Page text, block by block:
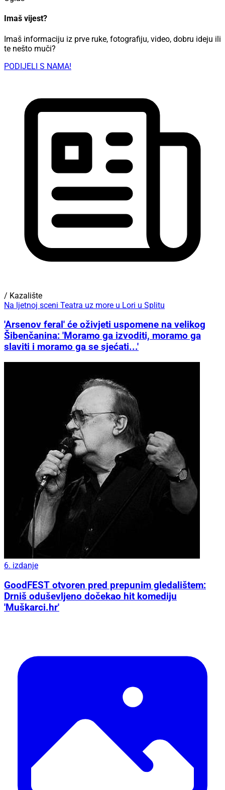
Imaš vijest?
Imaš informaciju iz prve ruke, fotografiju, video, dobru ideju ili
te nešto muči?
PODIJELI S NAMA!
/ Kazalište
Na ljetnoj sceni Teatra uz more u Lori u Splitu
'Arsenov feral' će oživjeti uspomene na velikog
Šibenčanina: 'Moramo ga izvoditi, moramo ga
slaviti i moramo ga se sjećati...'
6. izdanje
GoodFEST otvoren pred prepunim gledalištem:
Drniš oduševljeno dočekao hit komediju
'Muškarci.hr'